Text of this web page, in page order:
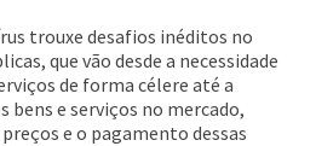
trouxe desafios inéditos no
que vão desde a necessidade
de forma célere até a
bens e serviços no mercado,
e o pagamento dessas